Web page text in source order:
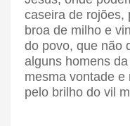
caseira de rojões,
broa de milho e
do povo, que não
alguns homens
mesma vontade
pelo brilho do vil